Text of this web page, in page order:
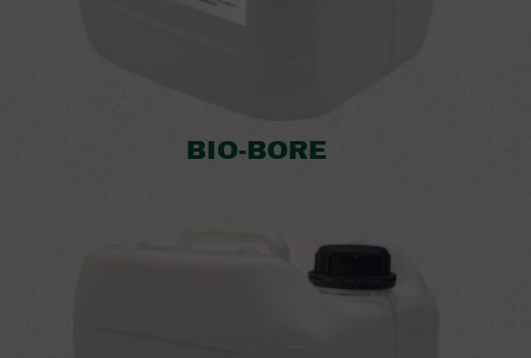
BIO-BORE